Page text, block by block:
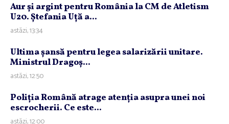
Aur şi argint pentru România la CM de Atletism
U20. Ştefania Uţă a...
astăzi, 13:34
Ultima şansă pentru legea salarizării unitare.
Ministrul Dragoş...
astăzi, 12:50
Poliţia Română atrage atenţia asupra unei noi
escrocherii. Ce este...
astăzi, 12:00